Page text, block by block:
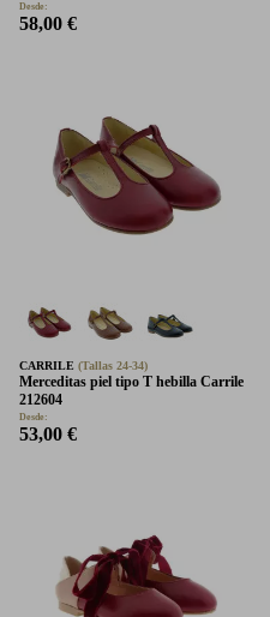
Desde:
58,00 €
CARRILE (Tallas 24-34)
Merceditas piel tipo T hebilla Carrile
212604
Desde:
53,00 €